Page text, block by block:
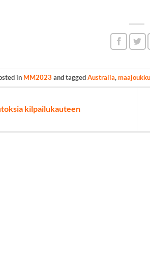
in MM2023 and taggedAustralia,
kilpailukauteen